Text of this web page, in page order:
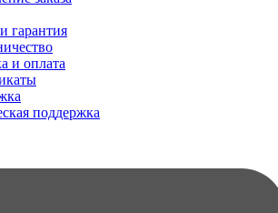
гарантия
и оплата
поддержка